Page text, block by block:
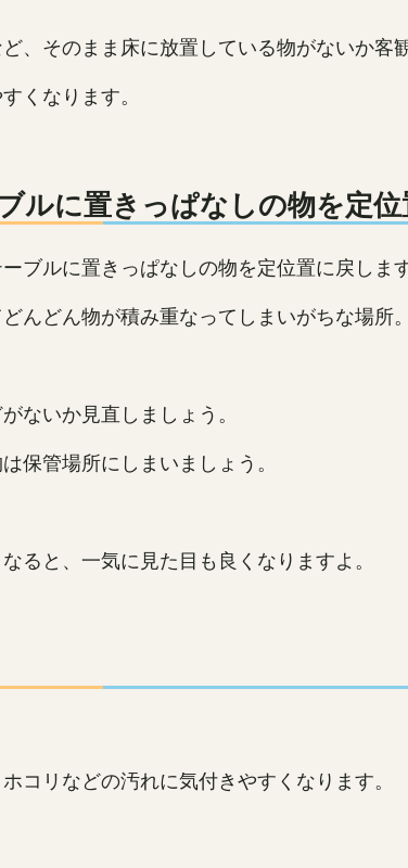
、そのまま床に放置している物がないか客
くなります。
に置きっぱなしの物を定位
ブルに置きっぱなしの物を定位置に戻します
んどん物が積み重なってしまいがちな場所。
ないか見直しましょう。
保管場所にしまいましょう。
ると、一気に見た目も良くなりますよ。
コリなどの汚れに気付きやすくなります。